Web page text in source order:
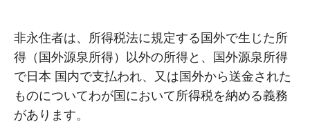
⾮永住者は、所得税法に規定する国外で⽣じた所
得（国外源泉所得）以外の所得と、国外源泉所得
で⽇本 国内で⽀払われ、⼜は国外から送⾦された
ものについてわが国において所得税を納める義務
があります。